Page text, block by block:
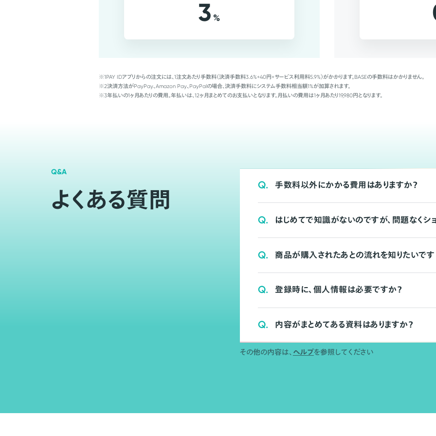
3 %
※1PAY IDアプリからの注文には、1注文あたり手数料（決済手数料3.6%+40円+サービス利用料5.9%）がかかります。BASEの手数料はかかりません。
※2決済方法がPayPay、Amazon Pay、PayPalの場合、決済手数料にシステム手数料相当額1%が加算されます。
※3年払いの1ヶ月あたりの費用。年払いは、12ヶ月まとめてのお支払いとなります。月払いの費用は1ヶ月あたり19,980円となります。
Q&A
よくある質問
Q. 手数料以外にかかる費用はありますか？
Q. はじめてで知識がないのですが、問題なくシ
Q. 商品が購入されたあとの流れを知りたいです
Q. 登録時に、個人情報は必要ですか？
Q. 内容がまとめてある資料はありますか？
その他の内容は、 ヘルプを参照してください